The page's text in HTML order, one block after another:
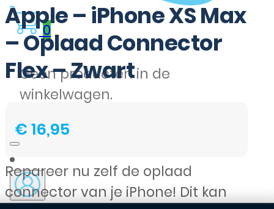
0
Geen producten in de
winkelwagen.
Apple – iPhone XS Max
– Oplaad Connector
Flex – Zwart
€16,95
Repareer nu zelf de oplaad
connector van je iPhone! Dit kan